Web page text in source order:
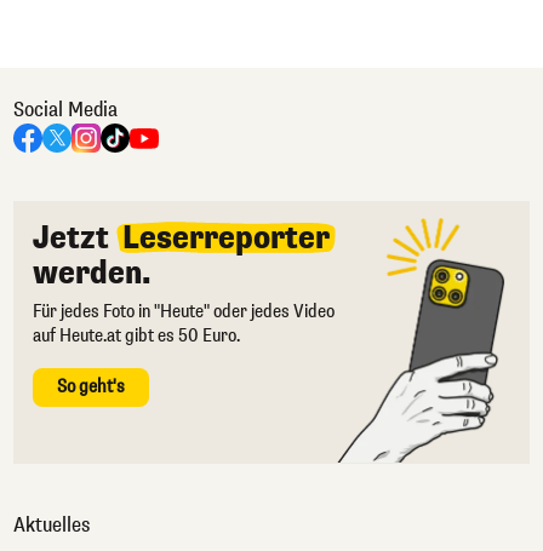
Social Media
Jetzt Leserreporter
werden.
Für jedes Foto in "Heute" oder jedes Video
auf Heute.at gibt es 50 Euro.
So geht's
Aktuelles